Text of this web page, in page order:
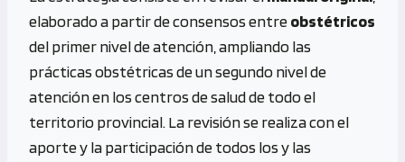
elaborado a partir de consensos entreobstétricos
del primer nivel de atención, ampliando las
prácticas obstétricas de un segundo nivel de
atención en los centros de salud de todo el
territorio provincial. La revisión se realiza con el
aporte y la participación de todos los y las